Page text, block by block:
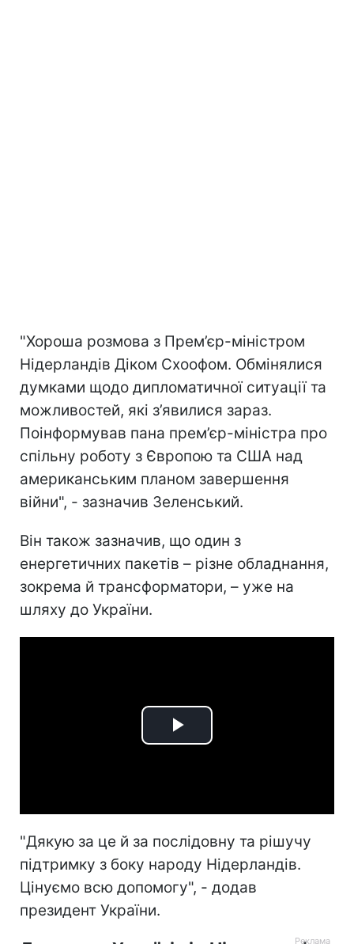
"Хороша розмова з Прем’єр-міністром
Нідерландів Діком Схоофом. Обмінялися
думками щодо дипломатичної ситуації та
можливостей, які з’явилися зараз.
Поінформував пана прем’єр-міністра про
спільну роботу з Європою та США над
американським планом завершення
війни", - зазначив Зеленський.
Він також зазначив, що один з
енергетичних пакетів – різне обладнання,
зокрема й трансформатори, – уже на
шляху до України.
Play
"Дякую за це й за послідовну та рішучу
підтримку з боку народу Нідерландів.
Цінуємо всю допомогу", - додав
президент України.